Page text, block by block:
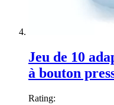
Jeu de 10
à bouton
Rating: